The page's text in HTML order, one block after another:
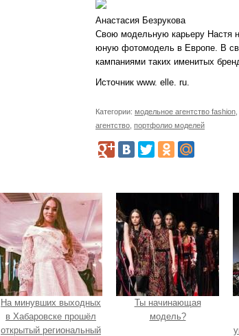
Анастасия Безрукова
Свою модельную карьеру Настя
юную фотомодель в Европе. В
кампаниями таких именитых
Источник www. elle. ru.
Категории: модельное агентство fashion
агентство портфолио моделей
На минувших выходных
в Хабаровске прошёл
открытый региональный
Ты начинающая
модель?